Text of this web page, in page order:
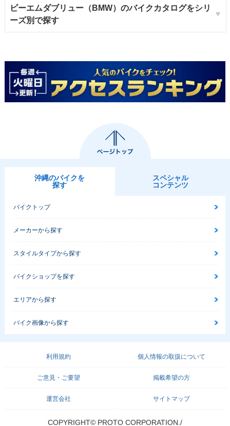
ビーエムダブリュー（BMW）のバイクカタログをシリ
ーズ別で探す
沖縄のバイクを
探す
スペシャル
コンテンツ
バイクトップ
メーカーから探す
スタイルタイプから探す
バイクショップを探す
エリアから探す
バイク画像から探す
利用規約 個人情報の取扱について
ご意見・ご要望 掲載希望の方
運営会社 サイトマップ
COPYRIGHT© PROTO CORPORATION./